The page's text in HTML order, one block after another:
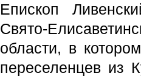
Епископ
Свято-
области, в
переселенцев из